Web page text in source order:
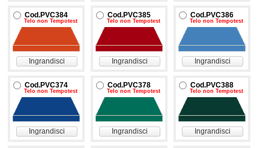
Cod.PVC384
Telo non Tempotest
Ingrandisci
Cod.PVC385
Telo non Tempotest
Ingrandisci
Cod.PVC386
Telo non Tempotest
Ingrandisci
Cod.PVC374
Telo non Tempotest
Ingrandisci
Cod.PVC378
Telo non Tempotest
Ingrandisci
Cod.PVC388
Telo non Tempotest
Ingrandisci